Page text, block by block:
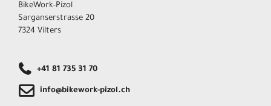
BikeWork-Pizol
Sarganserstrasse 20
7324 Vilters
+41 81 735 31 70
info@bikework-pizol.ch